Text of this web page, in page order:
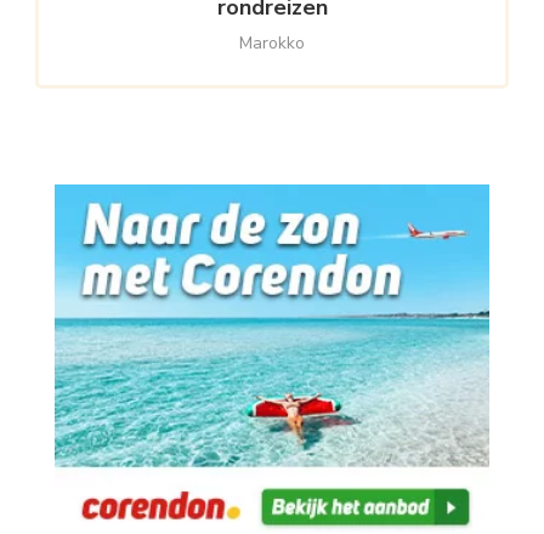
rondreizen
Marokko